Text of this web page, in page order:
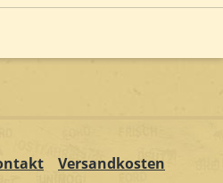
Versandkosten